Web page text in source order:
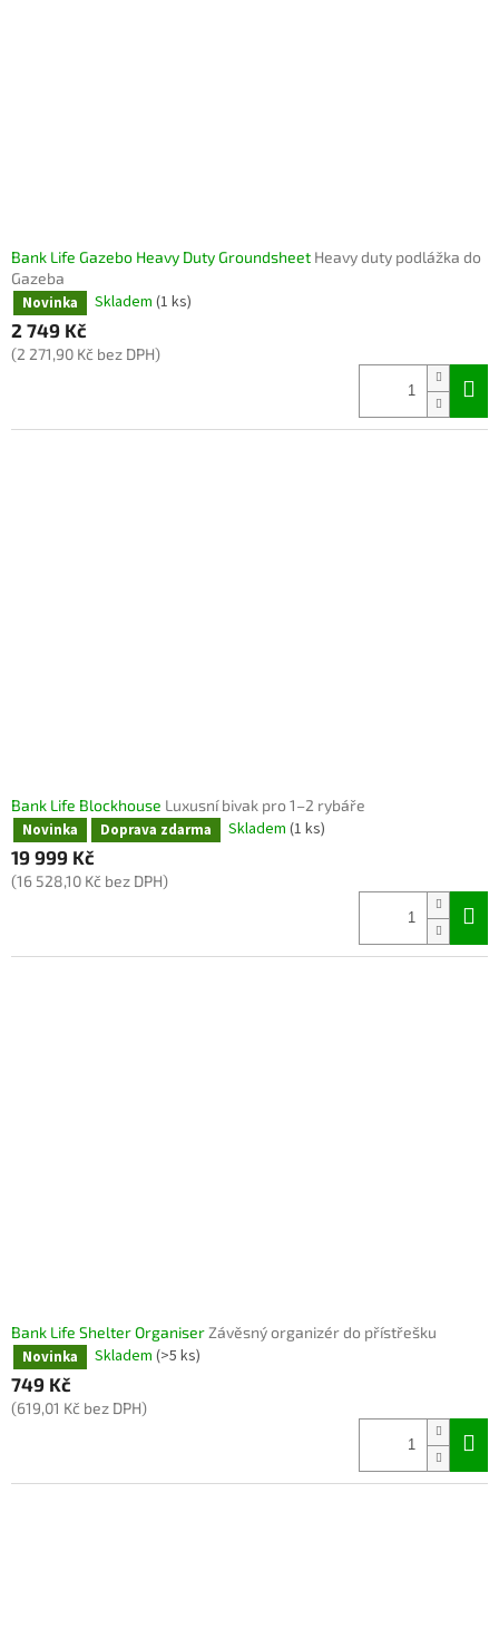
Bank Life Gazebo Heavy Duty Groundsheet Heavy duty podlážka do
Gazeba
Novinka Skladem (1 ks)
2 749 Kč
(2 271,90 Kč bez DPH)
Bank Life Blockhouse Luxusní bivak pro 1–2 rybáře
Novinka Doprava zdarma Skladem (1 ks)
19 999 Kč
(16 528,10 Kč bez DPH)
Bank Life Shelter Organiser Závěsný organizér do přístřešku
Novinka Skladem (>5 ks)
749 Kč
(619,01 Kč bez DPH)